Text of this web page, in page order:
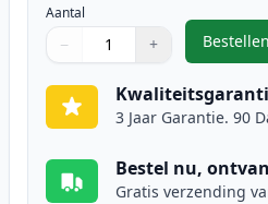
Aantal
Gebruik de knoppen om aan
− +
1
Bestellen
,10
3 Jaar Garantie. 90
Bestel nu,
Gratis verzending